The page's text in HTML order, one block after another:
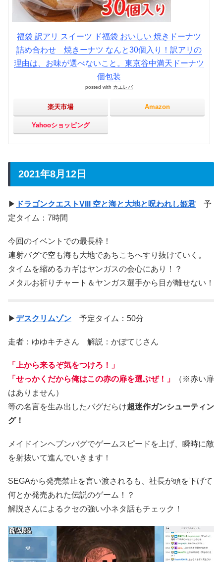
福袋 訳アリ スイーツ ド福袋 おいしい 焼きドーナツ
詰め合わせ 焼きーナツ なんと30個入り！訳アリの
理由は、お味が選べないこと。東京谷中満天ドーナツ
個包装
posted with カエレバ
楽天市場 Amazon
Yahooショッピング
2021年8月12日
▶ ドラゴンクエストVIII 空と海と大地と呪われし姫君 予
定タイム：7時間
今回のイベントでの最長枠！
連射バグで空も海も大地であちこちへすり抜けていく。
タイムを縮めるカギはヤンガスの会心にあり！？
メタルお祈りチャート＆ヤンガス選手から目が離せない！
▶ デスクリムゾン 予定タイム：50分
走者：ゆゆキチさん 解説：かぽてじさん
「上から来るぞ気をつけろ！」
「せっかくだから俺はこの赤の扉を選ぶぜ！」
（※赤い扉
はありません）
等の名言を生み出したバグだらけ超迷作ガンシューティン
グ！
メイドインヘブンバグでゲームスピードを上げ、瞬時に敵
を射抜いて進んでいきます！
SEGAから発売禁止を言い渡されるも、社長が頭を下げて
何とか発売あれた伝説のゲーム！？
解説さんによるクセの強い小ネタ話もチェック！